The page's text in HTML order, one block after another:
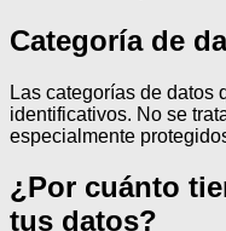
Categoría de
Las categorías de datos
identificativos. No se
especialmente
¿Por cuánto
tus datos?